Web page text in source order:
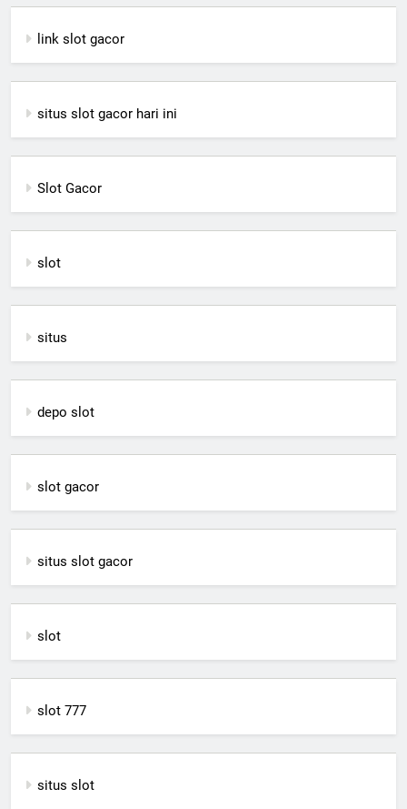
link slot gacor
situs slot gacor hari ini
Slot Gacor
slot
situs
depo slot
slot gacor
situs slot gacor
slot
slot 777
situs slot